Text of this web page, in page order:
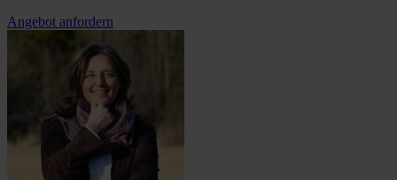
Angebot anfordern